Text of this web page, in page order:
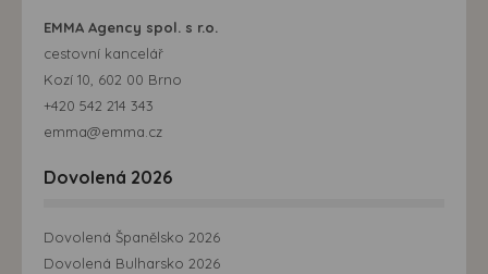
EMMA Agency spol. s r.o.
cestovní kancelář
Kozí 10, 602 00 Brno
+420 542 214 343
emma@emma.cz
Dovolená 2026
Dovolená Španělsko 2026
Dovolená Bulharsko 2026